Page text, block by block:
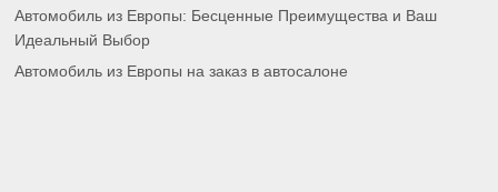
Автомобиль из Европы: Бесценные Преимущества и Ваш
Идеальный Выбор
Автомобиль из Европы на заказ в автосалоне